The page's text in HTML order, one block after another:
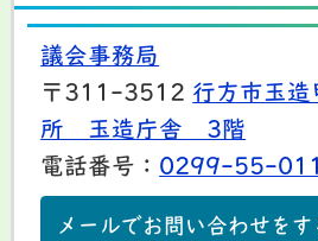
議会事務局
〒311-3512 行方市玉
所 玉造庁舎 3階
電話番号： 0299-55-
メールでお問い合わせをす